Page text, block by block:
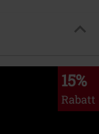
15%
Rabatt